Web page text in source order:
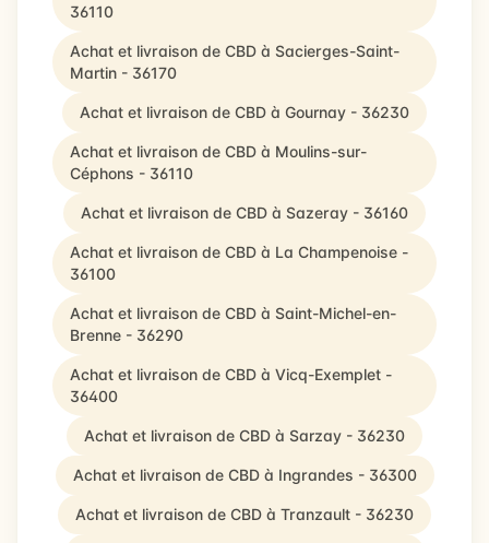
36110
Achat et livraison de CBD à Sacierges-Saint-
Martin - 36170
Achat et livraison de CBD à Gournay - 36230
Achat et livraison de CBD à Moulins-sur-
Céphons - 36110
Achat et livraison de CBD à Sazeray - 36160
Achat et livraison de CBD à La Champenoise -
36100
Achat et livraison de CBD à Saint-Michel-en-
Brenne - 36290
Achat et livraison de CBD à Vicq-Exemplet -
36400
Achat et livraison de CBD à Sarzay - 36230
Achat et livraison de CBD à Ingrandes - 36300
Achat et livraison de CBD à Tranzault - 36230